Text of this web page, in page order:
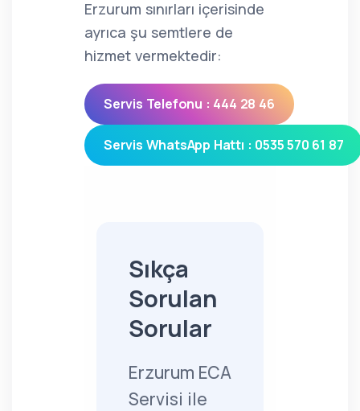
Erzurum sınırları içerisinde
ayrıca şu semtlere de
hizmet vermektedir:
Servis Telefonu : 444 28 46
Servis WhatsApp Hattı : 0535 570 61 87
Sıkça
Sorulan
Sorular
Erzurum ECA
Servisi ile